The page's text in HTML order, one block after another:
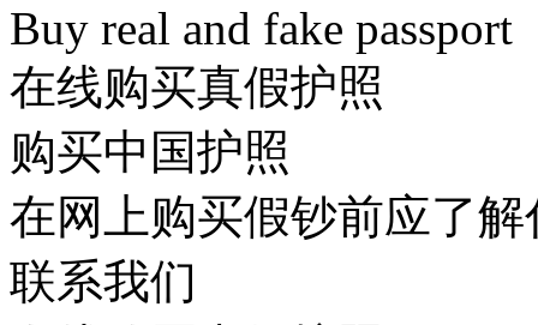
Buy real and fake passport​
在线购买真假护照​
购买中国护照​
在网上购买假钞前应了解
联系我们​